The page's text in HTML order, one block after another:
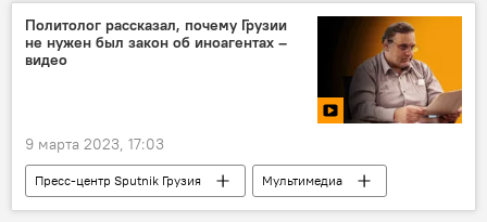
Политолог рассказал, почему Грузии
не нужен был закон об иноагентах –
видео
9 марта 2023, 17:03
Пресс-центр Sputnik Грузия
Мультимедиа
Видео
пресс-центр
Грузия